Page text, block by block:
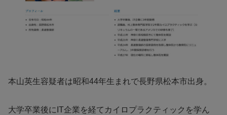
本山英生容疑者は昭和44年生まれで長野県松本市出身。
大学卒業後にIT企業を経てカイロプラクティックを学ん